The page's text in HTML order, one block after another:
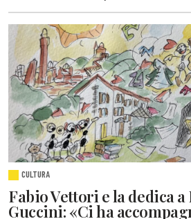
CULTURA
Fabio Vettori e la dedica a
Guccini: «Ci ha